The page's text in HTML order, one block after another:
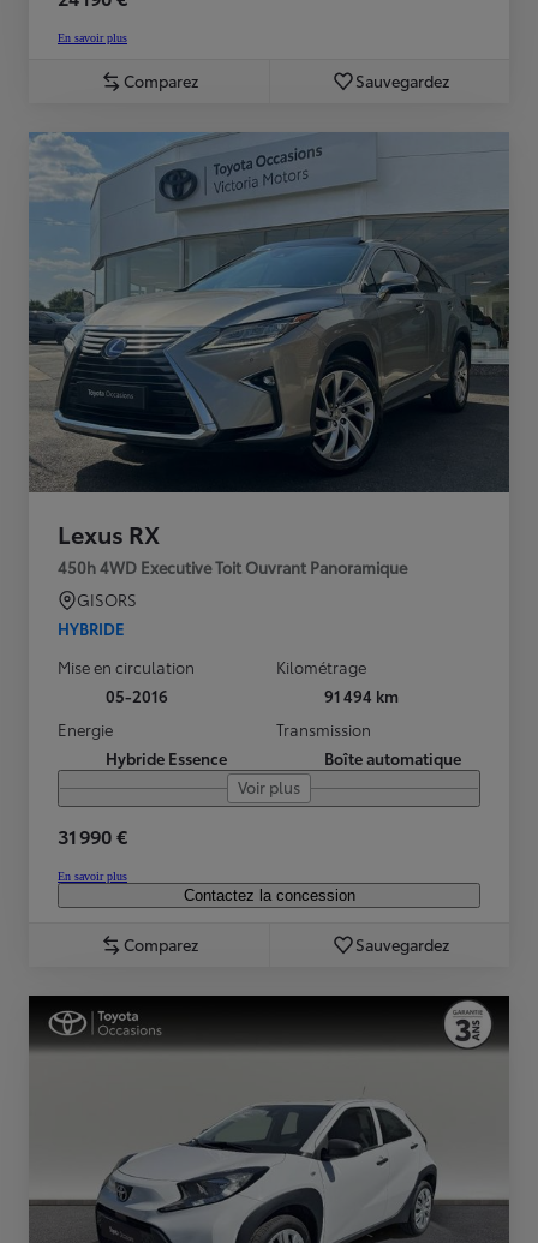
En savoir plus
Comparez Sauvegardez
Lexus RX
450h 4WD Executive Toit Ouvrant Panoramique
GISORS
HYBRIDE
Mise en circulation
05-2016
Kilométrage
91 494 km
Energie
Hybride Essence
Transmission
Boîte automatique
Voir plus
31 990 €
En savoir plus
Contactez la concession
Comparez Sauvegardez